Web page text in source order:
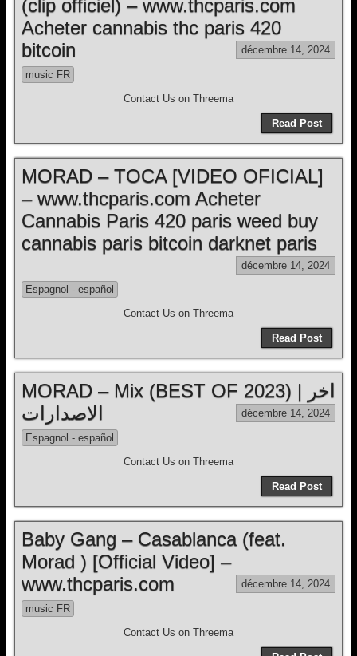
(clip officiel) – www.thcparis.com
Acheter cannabis thc paris 420
bitcoin
décembre 14, 2024
music FR
Contact Us on Threema
Read Post
MORAD – TOCA [VIDEO OFICIAL]
– www.thcparis.com Acheter
Cannabis Paris 420 paris weed buy
cannabis paris bitcoin darknet paris
décembre 14, 2024
Espagnol - español
Contact Us on Threema
Read Post
MORAD – Mix (BEST OF 2023) | اخر
الاصدارات
décembre 14, 2024
Espagnol - español
Contact Us on Threema
Read Post
Baby Gang – Casablanca (feat.
Morad ) [Official Video] –
www.thcparis.com
décembre 14, 2024
music FR
Contact Us on Threema